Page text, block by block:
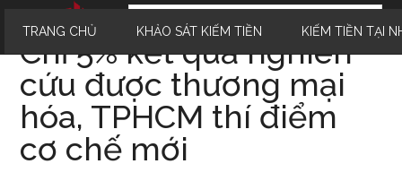
TRANG CHỦ KHẢO SÁT KIẾM TIỀN KIẾM TIỀN TẠI
Chỉ 5% kết quả nghiên
cứu được thương mại
hóa, TPHCM thí điểm
cơ chế mới